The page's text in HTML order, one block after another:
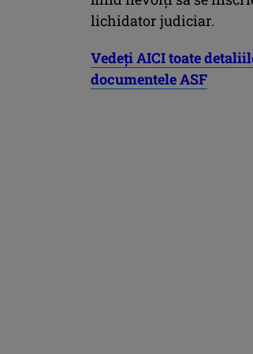
lichidator judiciar.
Vedeți AICI toate
documentele ASF